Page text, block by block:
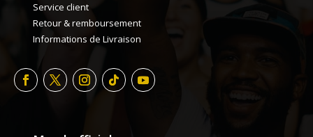
Service client
Retour & remboursement
Informations de Livraison